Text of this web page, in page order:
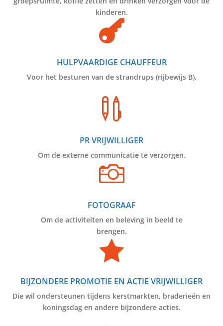
kinderen.

HULPVAARDIGE CHAUFFEUR
Voor het besturen van de strandrups (rijbewijs B).

PR VRIJWILLIGER
Om de externe communicatie te verzorgen.

FOTOGRAAF
Om de activiteiten en beleving in beeld te
brengen.

BIJZONDERE PROMOTIE EN ACTIE VRIJWILLIGER
Die wil ondersteunen tijdens kerstmarkten, braderieën en
koningsdag en andere bijzondere acties.